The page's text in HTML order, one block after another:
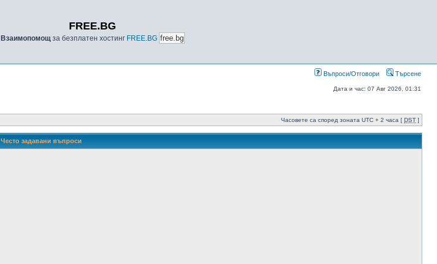
FREE.BG
Взаимопомощза безплатен хостинг FREE.BG
Въпроси/Отговори Търсене
Дата и час: 07 Авг 2026, 01:31
Часовете са според зоната UTC + 2 часа [ DST ]
Често задавани въпроси